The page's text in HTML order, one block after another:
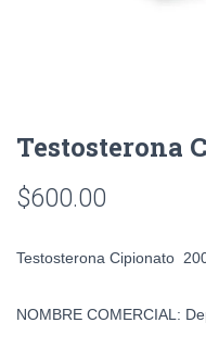
Testosterona
$600.00
Testosterona Cipionato
NOMBRE COMERCIAL: